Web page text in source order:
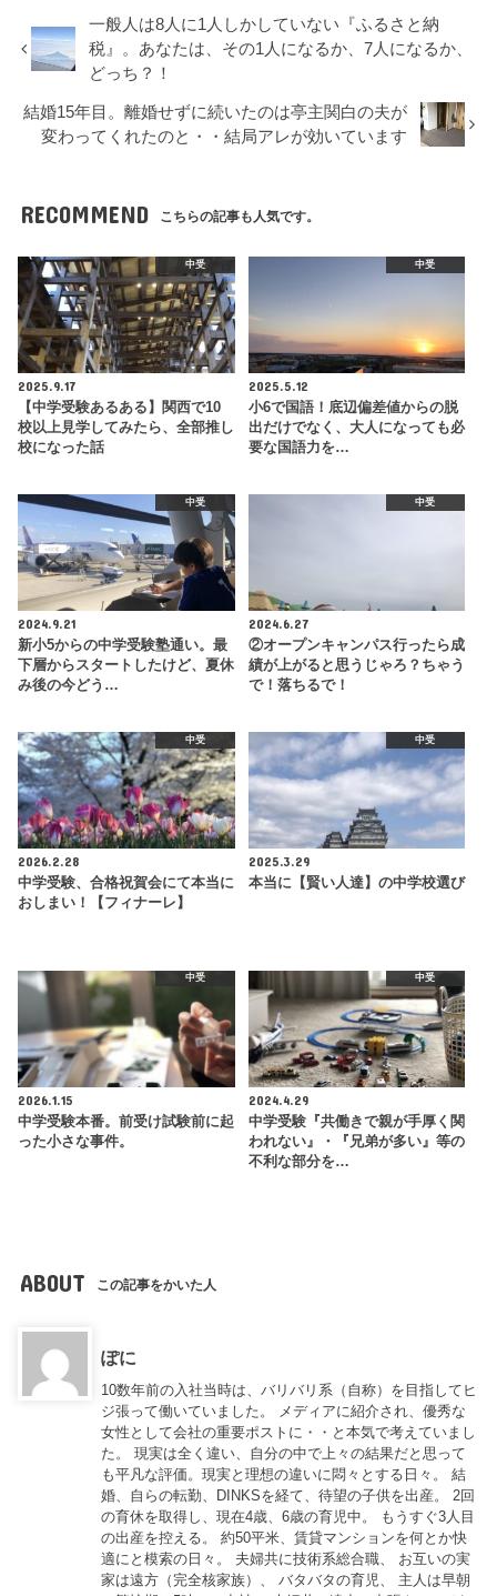
一般人は8人に1人しかしていない『ふるさと納
税』。あなたは、その1人になるか、7人になるか、
どっち？！
結婚15年目。離婚せずに続いたのは亭主関白の夫が
変わってくれたのと・・結局アレが効いています
RECOMMEND こちらの記事も人気です。
中受
2025.9.17
【中学受験あるある】関西で10
校以上見学してみたら、全部推し
校になった話
中受
2025.5.12
小6で国語！底辺偏差値からの脱
出だけでなく、大人になっても必
要な国語力を…
中受
2024.9.21
新小5からの中学受験塾通い。最
下層からスタートしたけど、夏休
み後の今どう…
中受
2024.6.27
②オープンキャンパス行ったら成
績が上がると思うじゃろ？ちゃう
で！落ちるで！
中受
2026.2.28
中学受験、合格祝賀会にて本当に
おしまい！【フィナーレ】
中受
2025.3.29
本当に【賢い人達】の中学校選び
中受
2026.1.15
中学受験本番。前受け試験前に起
った小さな事件。
中受
2024.4.29
中学受験『共働きで親が手厚く関
われない』・『兄弟が多い』等の
不利な部分を…
ABOUT この記事をかいた人
ぽに
10数年前の入社当時は、バリバリ系（自称）を目指してヒ
ジ張って働いていました。 メディアに紹介され、優秀な
女性として会社の重要ポストに・・と本気で考えていまし
た。 現実は全く違い、自分の中で上々の結果だと思って
も平凡な評価。現実と理想の違いに悶々とする日々。 結
婚、自らの転勤、DINKSを経て、待望の子供を出産。 2回
の育休を取得し、現在4歳、6歳の育児中。 もうすぐ3人目
の出産を控える。 約50平米、賃貸マンションを何とか快
適にと模索の日々。 夫婦共に技術系総合職、 お互いの実
家は遠方（完全核家族）、 バタバタの育児、 主人は早朝